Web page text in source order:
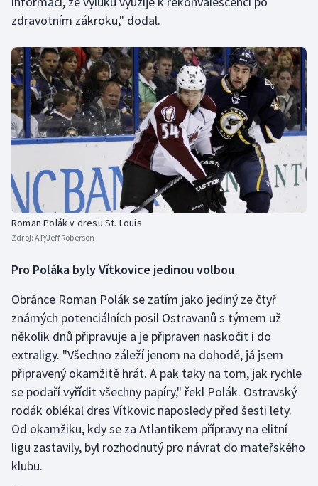
zdravotním zákroku," dodal.
Roman Polák v dresu St. Louis
Zdroj:AP/Jeff Roberson
Pro Poláka byly Vítkovice jedinou volbou
Obránce Roman Polák se zatím jako jediný ze čtyř
známých potenciálních posil Ostravanů s týmem už
několik dnů připravuje a je připraven naskočit i do
extraligy. "Všechno záleží jenom na dohodě, já jsem
připravený okamžitě hrát. A pak taky na tom, jak rychle
se podaří vyřídit všechny papíry," řekl Polák. Ostravský
rodák oblékal dres Vítkovic naposledy před šesti lety.
Od okamžiku, kdy se za Atlantikem přípravy na elitní
ligu zastavily, byl rozhodnutý pro návrat do mateřského
klubu.